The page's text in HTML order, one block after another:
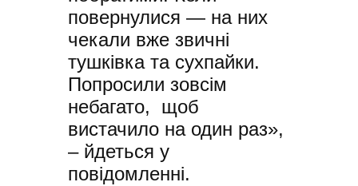
повернулися — на них
чекали вже звичні
тушківка та сухпайки.
Попросили зовсім
небагато, щоб
вистачило на один раз»,
– йдеться у
повідомленні.